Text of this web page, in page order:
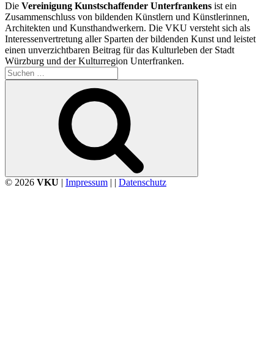
Die Vereinigung Kunstschaffender Unterfrankens ist ein
Zusammenschluss von bildenden Künstlern und Künstlerinnen,
Architekten und Kunsthandwerkern. Die VKU versteht sich als
Interessenvertretung aller Sparten der bildenden Kunst und leistet
einen unverzichtbaren Beitrag für das Kulturleben der Stadt
Würzburg und der Kulturregion Unterfranken.
Suchen
nach:
© 2026 VKU Impressum Datenschutz